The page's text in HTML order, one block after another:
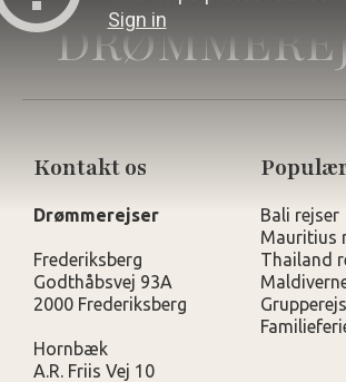
Kontakt os
Drømmerejser
Frederiksberg
Godthåbsvej 93A
2000 Frederiksberg
Hornbæk
A.R. Friis Vej 10
Bali rejser
Mauritius
Thailand